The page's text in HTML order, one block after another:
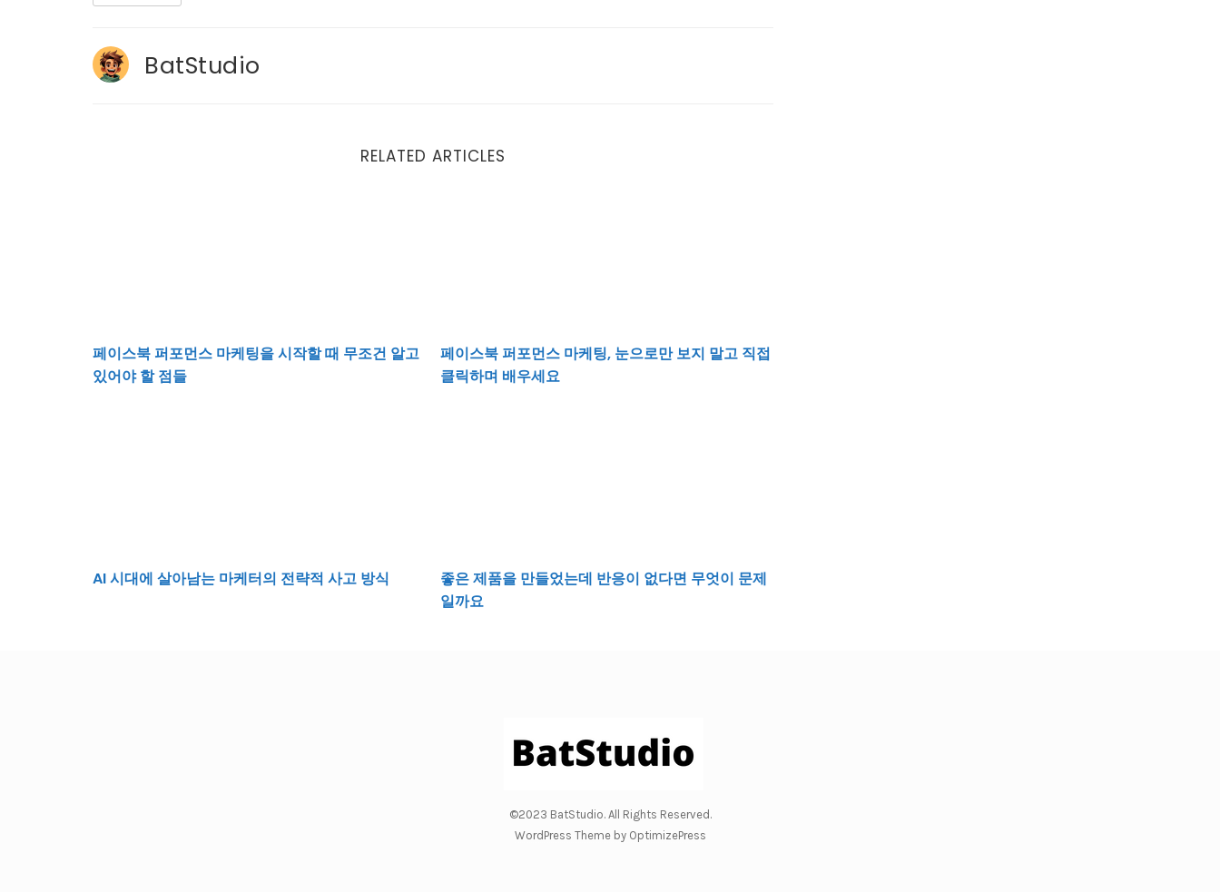
BatStudio
RELATED ARTICLES
페이스북 퍼포먼스 마케팅을 시작할 때 무조건 알고
있어야 할 점들
페이스북 퍼포먼스 마케팅, 눈으로만 보지 말고 직접
클릭하며 배우세요
AI 시대에 살아남는 마케터의 전략적 사고 방식
좋은 제품을 만들었는데 반응이 없다면 무엇이 문제
일까요
©2023 BatStudio. All Rights Reserved.
WordPress Theme by OptimizePress